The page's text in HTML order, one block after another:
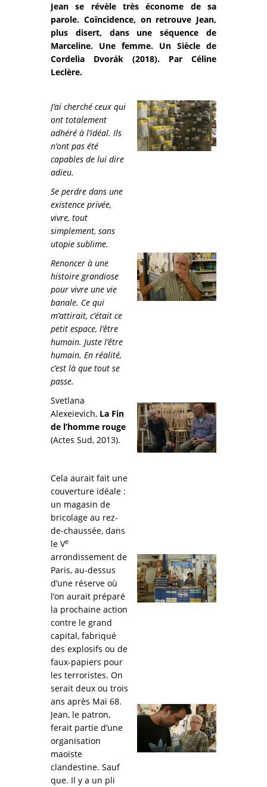
Jean se révèle très économe de sa
parole. Coïncidence, on retrouve Jean,
plus disert, dans une séquence de
Marceline. Une femme. Un Siècle de
Cordelia Dvorák (2018). Par Céline
Leclère.
J’ai cherché ceux qui
ont totalement
adhéré à l’idéal. Ils
n’ont pas été
capables de lui dire
adieu.
Se perdre dans une
existence privée,
vivre, tout
simplement, sans
utopie sublime.
Renoncer à une
histoire grandiose
pour vivre une vie
banale. Ce qui
m’attirait, c’était ce
petit espace, l’être
humain. Juste l’être
humain. En réalité,
c’est là que tout se
passe.
Svetlana
Alexeievich, La Fin
de l’homme rouge
(Actes Sud, 2013).
Cela aurait fait une
couverture idéale :
un magasin de
bricolage au rez-
de-chaussée, dans
le Ve
arrondissement de
Paris, au-dessus
d’une réserve où
l’on aurait préparé
la prochaine action
contre le grand
capital, fabriqué
des explosifs ou de
faux-papiers pour
les terroristes. On
serait deux ou trois
ans après Mai 68.
Jean, le patron,
ferait partie d’une
organisation
maoïste
clandestine. Sauf
que. Il y a un pli